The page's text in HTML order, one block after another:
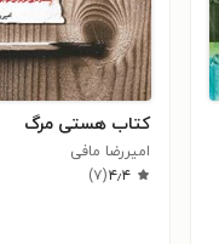
کتاب هستی مرگ
امیررضا مافی
۴٫۴(۷)